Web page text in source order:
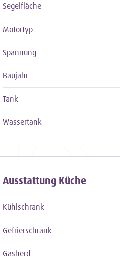
Segelfläche
Motortyp
Spannung
Baujahr
Tank
Wassertank
Ausstattung Küche
Kühlschrank
Gefrierschrank
Gasherd